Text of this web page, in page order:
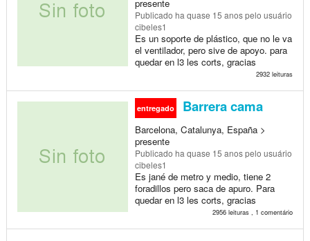
presente
Publicado ha quase 15 anospelo usuário
cibeles1
Es un soporte de plástico, que no le va
el ventilador, pero sive de apoyo. para
quedar en l3 les corts, gracias
2932 leituras
entregado Barrera cama
Barcelona, Catalunya, España >
presente
Publicado ha quase 15 anospelo usuário
cibeles1
Es jané de metro y medio, tiene 2
foradillos pero saca de apuro. Para
quedar en l3 les corts, gracias
2956 leituras , 1 comentário